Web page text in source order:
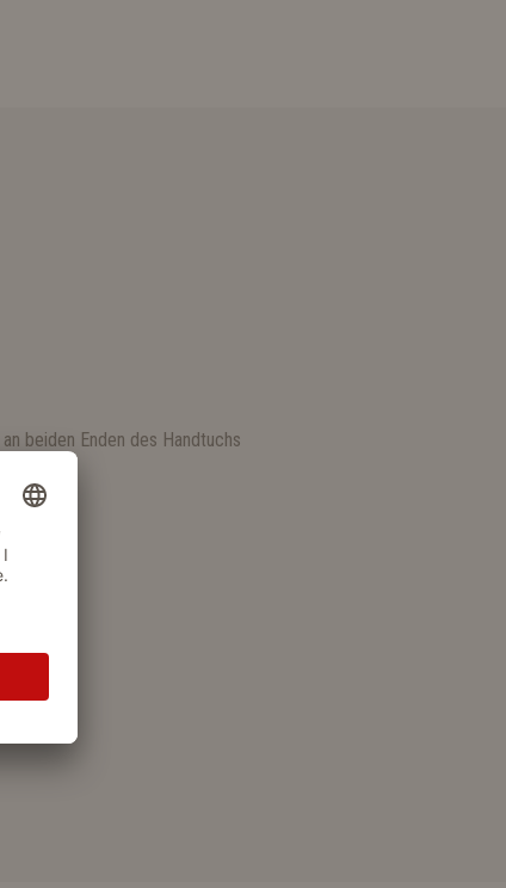
beiden Enden des Handtuchs